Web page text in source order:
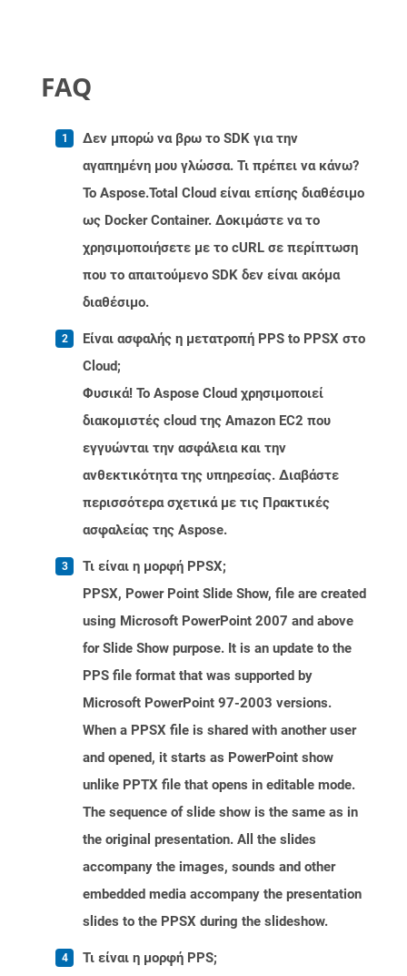
FAQ
Δεν μπορώ να βρω το SDK για την
αγαπημένη μου γλώσσα. Τι πρέπει να κάνω?
Το Aspose.Total Cloud είναι επίσης διαθέσιμο
ως Docker Container. Δοκιμάστε να το
χρησιμοποιήσετε με το cURL σε περίπτωση
που το απαιτούμενο SDK δεν είναι ακόμα
διαθέσιμο.
Είναι ασφαλής η μετατροπή PPS to PPSX στο
Cloud;
Φυσικά! Το Aspose Cloud χρησιμοποιεί
διακομιστές cloud της Amazon EC2 που
εγγυώνται την ασφάλεια και την
ανθεκτικότητα της υπηρεσίας. Διαβάστε
περισσότερα σχετικά με τις Πρακτικές
ασφαλείας της Aspose.
Τι είναι η μορφή PPSX;
PPSX, Power Point Slide Show, file are created
using Microsoft PowerPoint 2007 and above
for Slide Show purpose. It is an update to the
PPS file format that was supported by
Microsoft PowerPoint 97-2003 versions.
When a PPSX file is shared with another user
and opened, it starts as PowerPoint show
unlike PPTX file that opens in editable mode.
The sequence of slide show is the same as in
the original presentation. All the slides
accompany the images, sounds and other
embedded media accompany the presentation
slides to the PPSX during the slideshow.
Τι είναι η μορφή PPS;